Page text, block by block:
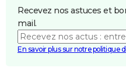
Recevez nos astuces et
mail.
En savoir plus sur notre politique